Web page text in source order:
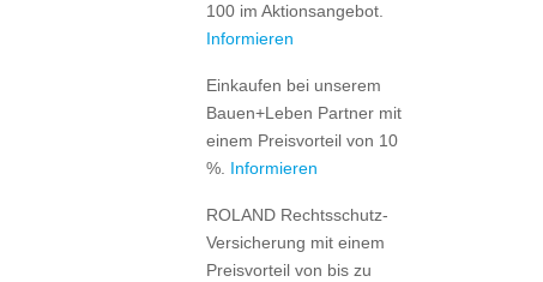
100 im Aktionsangebot.
Informieren
Einkaufen bei unserem
Bauen+Leben Partner mit
einem Preisvorteil von 10
%. Informieren
ROLAND Rechtsschutz-
Versicherung mit einem
Preisvorteil von bis zu